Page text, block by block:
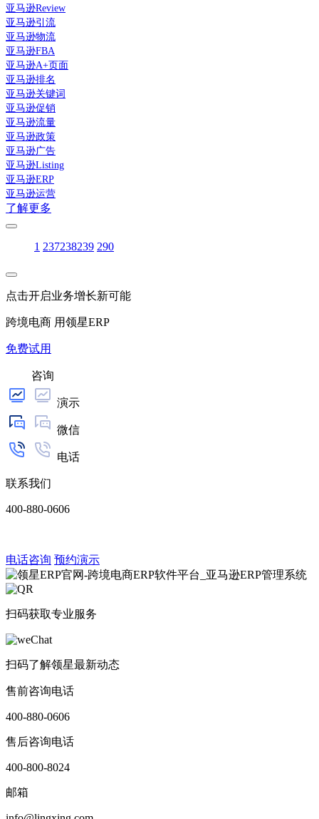
亚马逊Review
亚马逊引流
亚马逊物流
亚马逊FBA
亚马逊A+页面
亚马逊排名
亚马逊关键词
亚马逊促销
亚马逊流量
亚马逊政策
亚马逊广告
亚马逊Listing
亚马逊ERP
亚马逊运营
了解更多
1 237238239 290
点击开启业务增长新可能
跨境电商 用领星ERP
免费试用
咨询
演示
微信
电话
联系我们
400-880-0606
电话咨询 预约演示
扫码获取专业服务
扫码了解领星最新动态
售前咨询电话
400-880-0606
售后咨询电话
400-800-8024
邮箱